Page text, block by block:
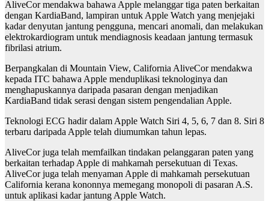
AliveCor mendakwa bahawa Apple melanggar tiga paten berkaitan
dengan KardiaBand, lampiran untuk Apple Watch yang menjejaki
kadar denyutan jantung pengguna, mencari anomali, dan melakukan
elektrokardiogram untuk mendiagnosis keadaan jantung termasuk
fibrilasi atrium.
Berpangkalan di Mountain View, California AliveCor mendakwa
kepada ITC bahawa Apple menduplikasi teknologinya dan
menghapuskannya daripada pasaran dengan menjadikan
KardiaBand tidak serasi dengan sistem pengendalian Apple.
Teknologi ECG hadir dalam Apple Watch Siri 4, 5, 6, 7 dan 8. Siri 8
terbaru daripada Apple telah diumumkan tahun lepas.
AliveCor juga telah memfailkan tindakan pelanggaran paten yang
berkaitan terhadap Apple di mahkamah persekutuan di Texas.
AliveCor juga telah menyaman Apple di mahkamah persekutuan
California kerana kononnya memegang monopoli di pasaran A.S.
untuk aplikasi kadar jantung Apple Watch.